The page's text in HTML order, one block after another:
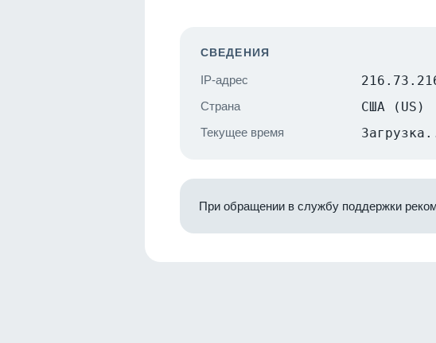
СВЕДЕНИЯ
IP-адрес
Страна США (US)
Текущее время
При обращении в службу поддержки